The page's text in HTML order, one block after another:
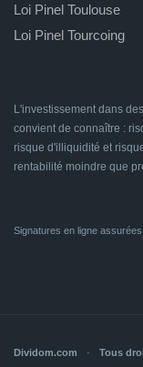
Loi Pinel Toulouse
Loi Pinel Tourcoing
L'investissement dans
convient de connaître :
risque d'illiquidité et
rentabilité moindre que
Signatures en ligne
Dividom.com Tous